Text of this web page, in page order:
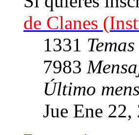
de Clanes
1331 Temas
7983
Último
Jue Ene